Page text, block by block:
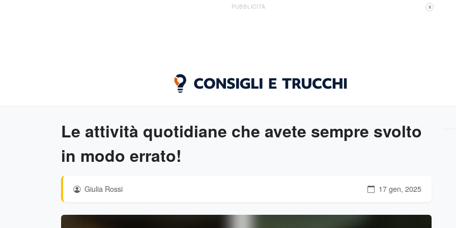
PUBBLICITÀ X
Le attività quotidiane che avete sempre svolto
in modo errato!
Giulia Rossi 17 gen, 2025